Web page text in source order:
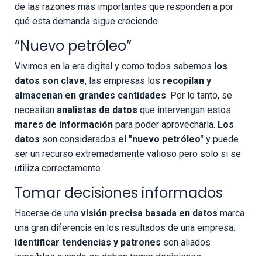
de las razones más importantes que responden a por
qué esta demanda sigue creciendo.
“Nuevo petróleo”
Vivimos en la era digital y como todos sabemos los
datos son clave, las empresas los recopilan y
almacenan en grandes cantidades. Por lo tanto, se
necesitan analistas de datos que intervengan estos
mares de información para poder aprovecharla. Los
datos son considerados el "nuevo petróleo" y puede
ser un recurso extremadamente valioso pero solo si se
utiliza correctamente.
Tomar decisiones informados
Hacerse de una visión precisa basada en datos marca
una gran diferencia en los resultados de una empresa.
Identificar tendencias y patrones son aliados